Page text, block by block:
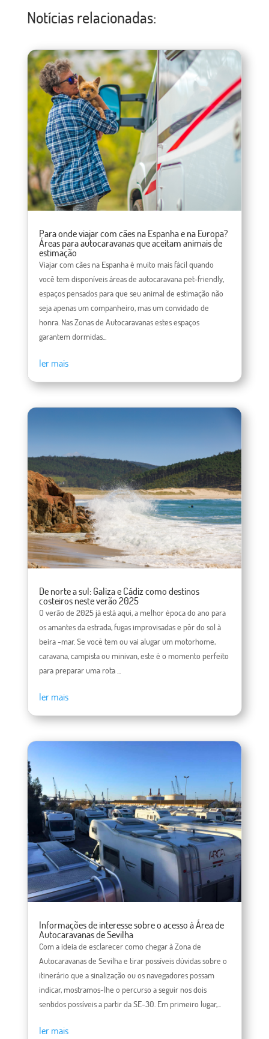
Notícias relacionadas:
Para onde viajar com cães na Espanha e na Europa?
Áreas para autocaravanas que aceitam animais de
estimação
Viajar com cães na Espanha é muito mais fácil quando
você tem disponíveis áreas de autocaravana pet-friendly,
espaços pensados ​​para que seu animal de estimação não
seja apenas um companheiro, mas um convidado de
honra. Nas Zonas de Autocaravanas estes espaços
garantem dormidas...
ler mais
De norte a sul: Galiza e Cádiz como destinos
costeiros neste verão 2025
O verão de 2025 já está aqui, a melhor época do ano para
os amantes da estrada, fugas improvisadas e pôr do sol à
beira -mar. Se você tem ou vai alugar um motorhome,
caravana, campista ou minivan, este é o momento perfeito
para preparar uma rota ...
ler mais
Informações de interesse sobre o acesso à Área de
Autocaravanas de Sevilha
Com a ideia de esclarecer como chegar à Zona de
Autocaravanas de Sevilha e tirar possíveis dúvidas sobre o
itinerário que a sinalização ou os navegadores possam
indicar, mostramos-lhe o percurso a seguir nos dois
sentidos possíveis a partir da SE-30. Em primeiro lugar,...
ler mais